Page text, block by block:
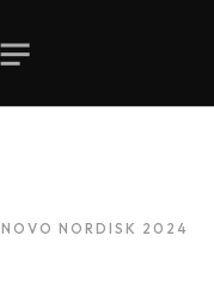
NOVO NORDISK 2024